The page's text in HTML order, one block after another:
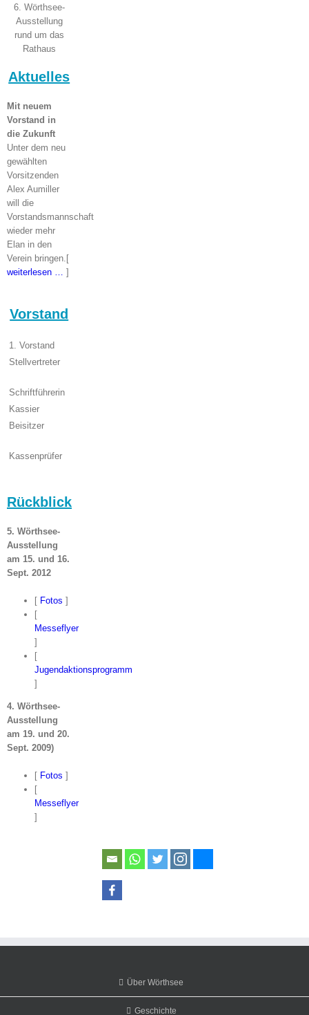
6. Wörthsee-
Ausstellung
rund um das
Rathaus
Aktuelles
Mit neuem
Vorstand in
die Zukunft
Unter dem neu
gewählten
Vorsitzenden
Alex Aumiller
will die
Vorstandsmannschaft
wieder mehr
Elan in den
Verein bringen.[
weiterlesen … ]
Vorstand
1. Vorstand
Stellvertreter
Schriftführerin
Kassier
Beisitzer
Kassenprüfer
Rückblick
5. Wörthsee-
Ausstellung
am 15. und 16.
Sept. 2012
[ Fotos ]
[
Messeflyer
]
[
Jugendaktionsprogramm
]
4. Wörthsee-
Ausstellung
am 19. und 20.
Sept. 2009)
[ Fotos ]
[
Messeflyer
]
Über Wörthsee
Geschichte